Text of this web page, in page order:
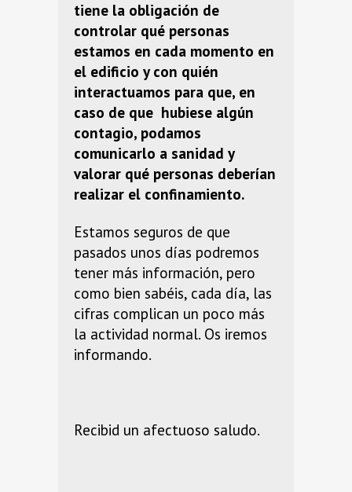
tiene la obligación de
controlar qué personas
estamos en cada momento en
el edificio y con quién
interactuamos para que, en
caso de que hubiese algún
contagio, podamos
comunicarlo a sanidad y
valorar qué personas deberían
realizar el confinamiento.
Estamos seguros de que
pasados unos días podremos
tener más información, pero
como bien sabéis, cada día, las
cifras complican un poco más
la actividad normal. Os iremos
informando.
Recibid un afectuoso saludo.